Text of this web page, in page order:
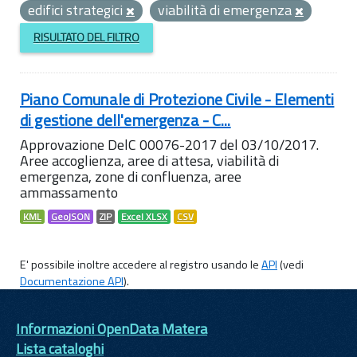
edifici strategici
viabilità di emergenza
RISULTATO DEL FILTRO
Piano Comunale di Protezione Civile - Elementi
di gestione dell'emergenza - C...
Approvazione DelC 00076-2017 del 03/10/2017.
Aree accoglienza, aree di attesa, viabilità di
emergenza, zone di confluenza, aree
ammassamento
KML GeoJSON ZIP Excel XLSX CSV
E' possibile inoltre accedere al registro usando leAPI(vedi
Documentazione API).
Informazioni OpenData Matera
Lista cataloghi